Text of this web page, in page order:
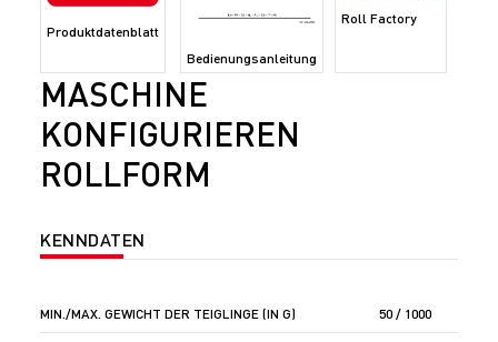
Produktdatenblatt
Bedienungsanleitung
Roll Factory
MASCHINE
KONFIGURIEREN
ROLLFORM
KENNDATEN
MIN./MAX. GEWICHT DER TEIGLINGE (IN G) 50 / 1000